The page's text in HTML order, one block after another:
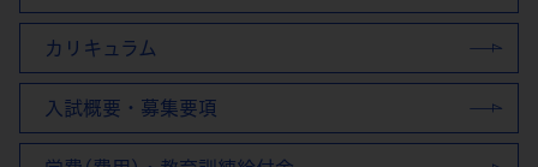
カリキュラム
入試概要・募集要項